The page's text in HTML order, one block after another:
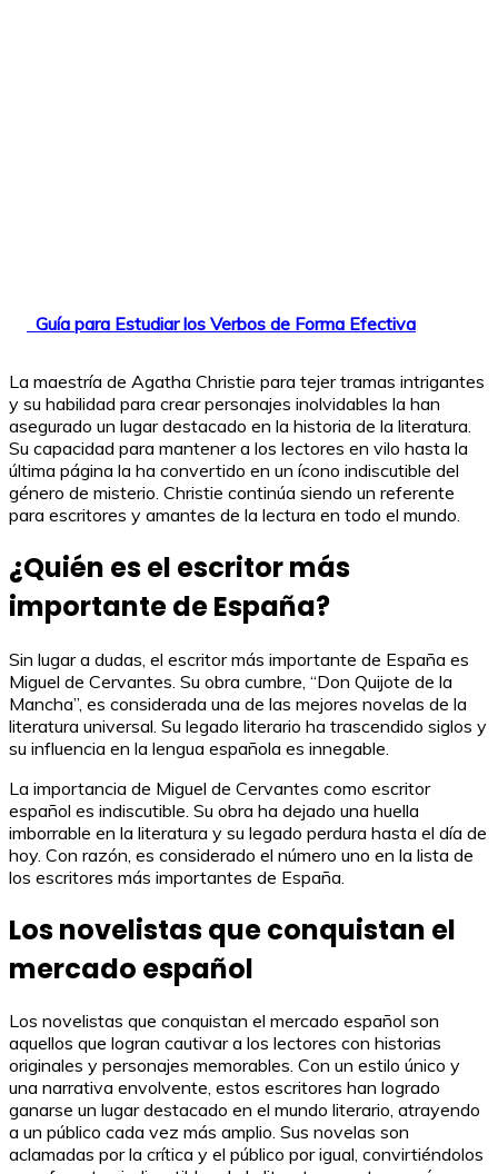
Guía para Estudiar los Verbos de Forma Efectiva
La maestría de Agatha Christie para tejer tramas intrigantes
y su habilidad para crear personajes inolvidables la han
asegurado un lugar destacado en la historia de la literatura.
Su capacidad para mantener a los lectores en vilo hasta la
última página la ha convertido en un ícono indiscutible del
género de misterio. Christie continúa siendo un referente
para escritores y amantes de la lectura en todo el mundo.
¿Quién es el escritor más
importante de España?
Sin lugar a dudas, el escritor más importante de España es
Miguel de Cervantes. Su obra cumbre, “Don Quijote de la
Mancha”, es considerada una de las mejores novelas de la
literatura universal. Su legado literario ha trascendido siglos y
su influencia en la lengua española es innegable.
La importancia de Miguel de Cervantes como escritor
español es indiscutible. Su obra ha dejado una huella
imborrable en la literatura y su legado perdura hasta el día de
hoy. Con razón, es considerado el número uno en la lista de
los escritores más importantes de España.
Los novelistas que conquistan el
mercado español
Los novelistas que conquistan el mercado español son
aquellos que logran cautivar a los lectores con historias
originales y personajes memorables. Con un estilo único y
una narrativa envolvente, estos escritores han logrado
ganarse un lugar destacado en el mundo literario, atrayendo
a un público cada vez más amplio. Sus novelas son
aclamadas por la crítica y el público por igual, convirtiéndolos